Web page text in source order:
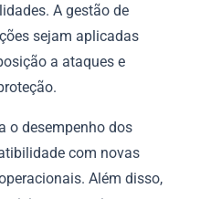
A gestão de
sejam aplicadas
a ataques e
o desempenho dos
com novas
Além disso,